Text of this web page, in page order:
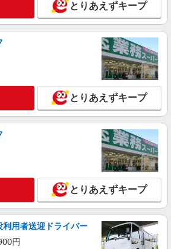
アルバイト・パート］時給1,300円
京都立川市泉町935-1 ららぽーと立川立飛
詳細を見る
とりあえずキープ
とりあえずキープ
とりあえずキープ
用者送迎ドライバー
円